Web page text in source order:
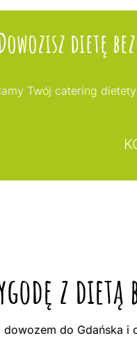
dietę
Twój catering
z
do Gdańska